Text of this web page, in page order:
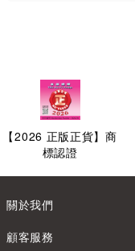
【2026 正版正貨】商
標認證
關於我們
顧客服務